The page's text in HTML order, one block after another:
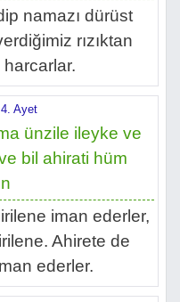
namazı dürüst
rızıktan
Ayet
ünzile ileyke ve
bil ahirati hüm
iman ederler,
Ahirete de
ederler.